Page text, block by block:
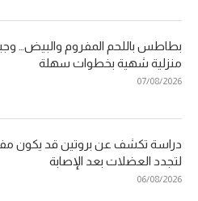
بطاطس باللحم المفروم والبيض…
منزلية شهية بخطوات سهلة
07/08/2026
دراسة تكشف عن بروتين قد يكون
لتجدد العضلات بعد الإصابة
06/08/2026